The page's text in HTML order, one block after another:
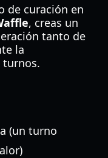
de curación en
, creas un
tanto de
la
turnos.
(un turno